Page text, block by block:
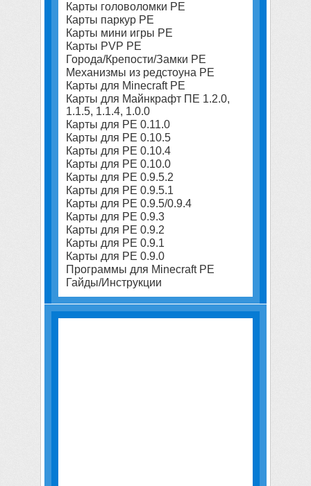
Карты головоломки PE
Карты паркур PE
Карты мини игры PE
Карты PVP PE
Города/Крепости/Замки PE
Механизмы из редстоуна PE
Карты для Minecraft PE
Карты для Майнкрафт ПЕ 1.2.0,
1.1.5, 1.1.4, 1.0.0
Карты для PE 0.11.0
Карты для PE 0.10.5
Карты для PE 0.10.4
Карты для PE 0.10.0
Карты для PE 0.9.5.2
Карты для PE 0.9.5.1
Карты для PE 0.9.5/0.9.4
Карты для PE 0.9.3
Карты для PE 0.9.2
Карты для PE 0.9.1
Карты для PE 0.9.0
Программы для Minecraft PE
Гайды/Инструкции